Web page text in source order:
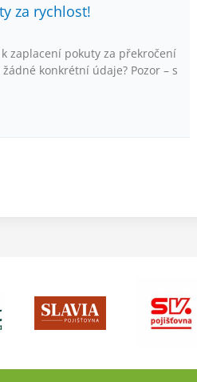
za rychlost!
zaplacení pokuty za překročení
konkrétní údaje? Pozor – s